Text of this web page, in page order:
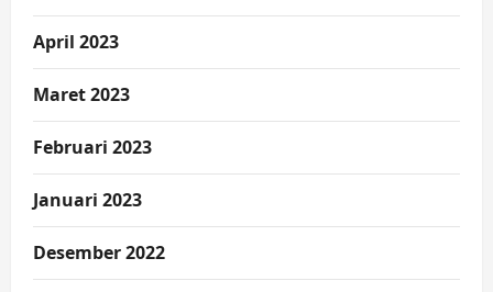
April 2023
Maret 2023
Februari 2023
Januari 2023
Desember 2022